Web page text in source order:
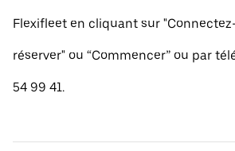
Flexifleet en cliquant sur
réserver" ou “Commencer” ou par
54 99 41.